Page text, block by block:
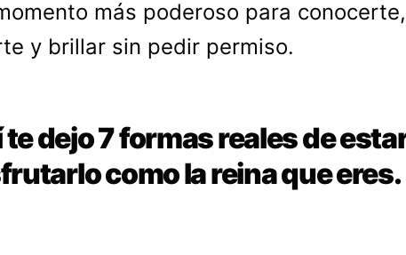
más poderoso para conocerte,
y brillar sin pedir permiso.
dejo 7 formas reales de
como la reina que eres.